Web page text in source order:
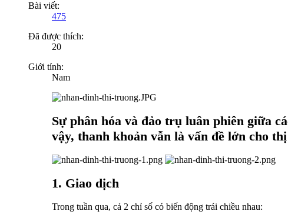
Bài viết:
475
Đã được thích:
20
Giới tính:
Nam
Sự phân hóa và đảo trụ luân phiên giữa
vậy, thanh khoản vẫn là vấn đề lớn cho
1. Giao dịch
Trong tuần qua, cả 2 chỉ số có biến động trái chiều nhau: